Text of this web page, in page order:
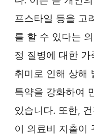
프스타일 등을 고
를 할 수 있다는
정 질병에 대한 가
취미로 인해 상해
특약을 강화하여
있습니다. 또한,
이 의료비 지출이